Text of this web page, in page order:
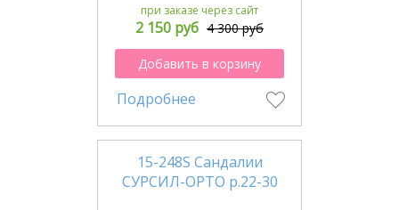
при заказе через сайт
2 150 руб 4 300 руб
Добавить в корзину
Подробнее
15-248S Сандалии
СУРСИЛ-ОРТО р.22-30